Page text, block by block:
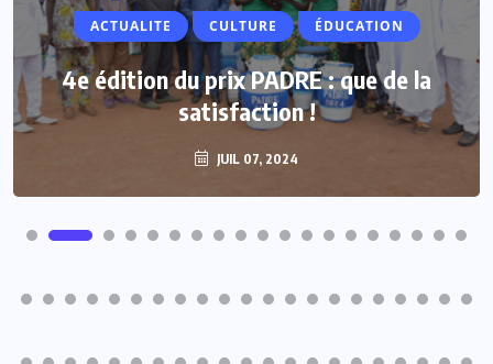
ACTUALITE CULTURE ÉDUCATION
4e édition du prix PADRE : que de la
satisfaction !
JUIL 07, 2024